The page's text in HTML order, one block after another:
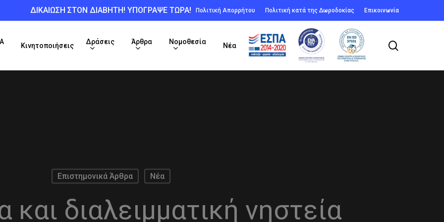
ΔΙΚΑΙΩΣΗ ΣΤΟΝ ΔΙΑΒΗΤΗ! ΥΠΟΓΡΑΨΕ ΤΩΡΑ! Πολιτική Απορρήτου Πολιτική κατά της Δωροδοκίας Επικοινωνία
Κινητοποιήσεις
Δράσεις Άρθρα Νομοθεσία
Νέα
Επιστημονικά Άρθρα Νέα
και διαλειμματική νηστεία